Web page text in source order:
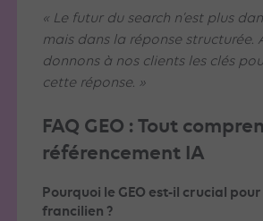
« Le futur du search n’est plus
mais dans la réponse structurée.
donnons à nos clients les clés
cette réponse. »
FAQ GEO : Tout
référencement IA
Pourquoi le GEO est-il crucial
francilien ?